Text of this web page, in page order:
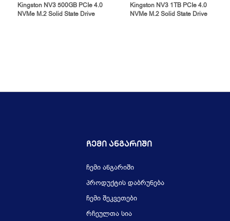
Kingston NV3 500GB PCIe 4.0
NVMe M.2 Solid State Drive
Kingston NV3 1TB PCIe 4.0
NVMe M.2 Solid State Drive
Ჩემი Ანგარიში
ჩემი ანგარიში
პროდუქტის დაბრუნება
ჩემი შეკვეთები
რჩეულთა სია